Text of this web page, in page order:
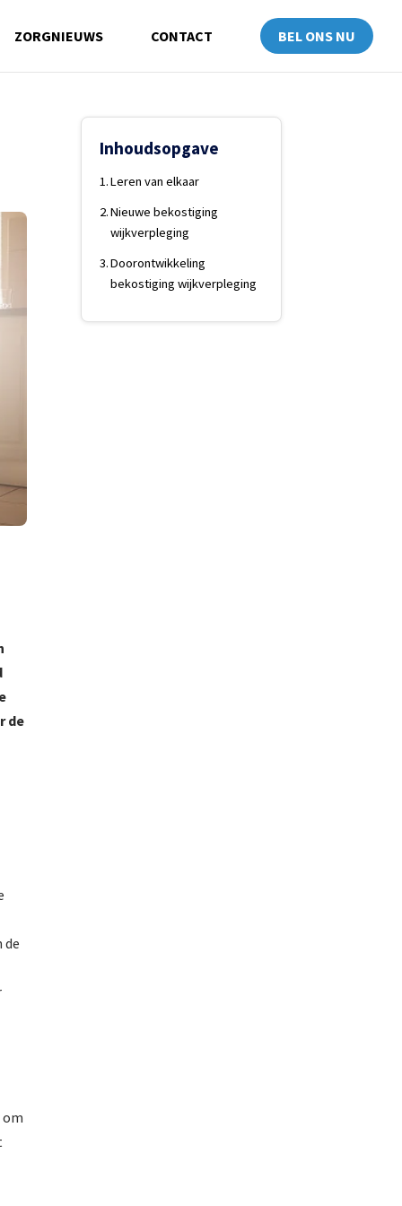
ZORGNIEUWS CONTACT BEL ONS NU
de
de
om
Inhoudsopgave
Leren van elkaar
Nieuwe bekostiging
wijkverpleging
Doorontwikkeling
bekostiging wijkverpleging